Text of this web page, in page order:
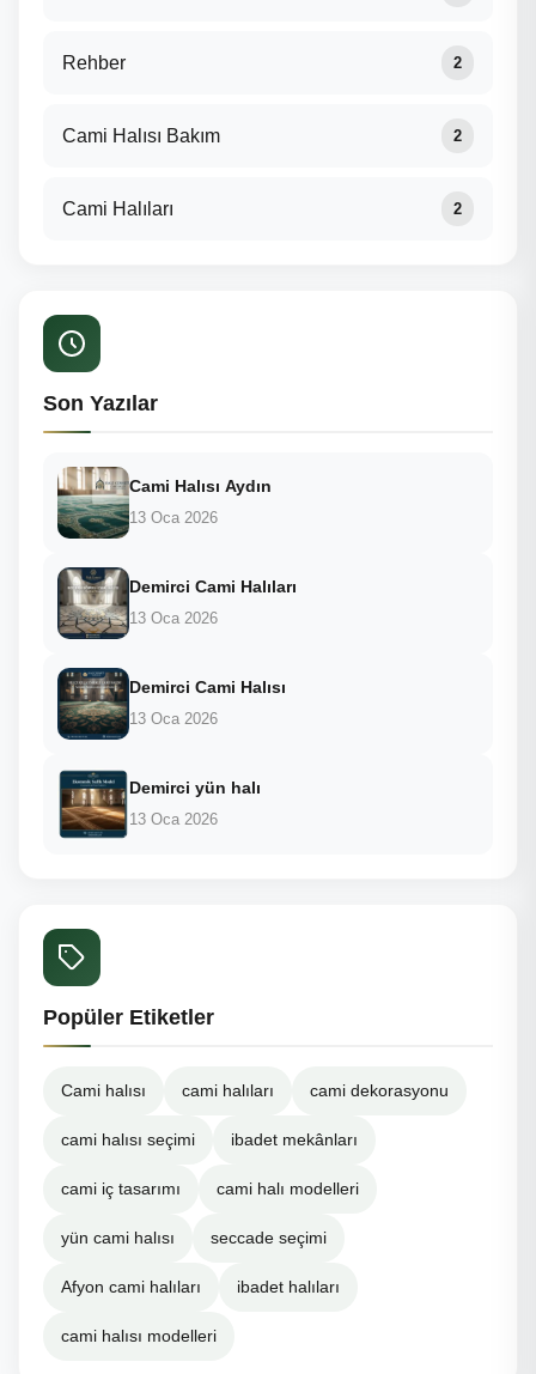
Rehber 2
Cami Halısı Bakım 2
Cami Halıları 2
Son Yazılar
Cami Halısı Aydın
13 Oca 2026
Demirci Cami Halıları
13 Oca 2026
Demirci Cami Halısı
13 Oca 2026
Demirci yün halı
13 Oca 2026
Popüler Etiketler
Cami halısı cami halıları cami dekorasyonu
cami halısı seçimi ibadet mekânları
cami iç tasarımı cami halı modelleri
yün cami halısı seccade seçimi
Afyon cami halıları ibadet halıları
cami halısı modelleri